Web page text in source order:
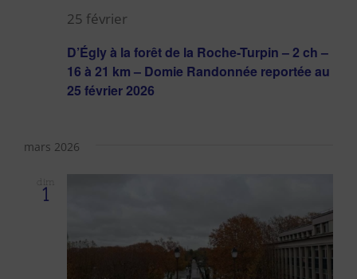
D’Égly à la forêt de la Roche-Turpin – 2 ch –
16 à 21 km – Domie Randonnée reportée au
25 février 2026
25 février
mars 2026
dim
1